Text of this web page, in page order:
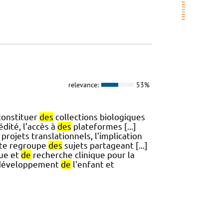
relevance: 53%
des collections biologiques
l’accès à des plateformes [...]
translationnels, l’implication
regroupe des sujets partageant [...]
et de recherche clinique pour la
de l'enfant et